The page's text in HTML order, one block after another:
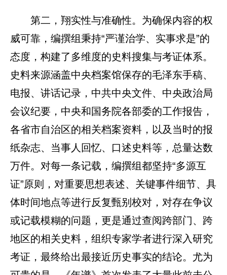
第二，翔实性与准确性。为确保内容的权
威可靠，编撰组秉持“严谨治学、实事求是”的
态度，构建了多维度的史料搜集与考证体系。
史料来源涵盖中央档案馆保存的毛泽东手稿、
电报、讲话记录，中共中央文件、中央政治局
会议纪要，中央和国务院各部委的工作报告，
各省市自治区的相关档案资料，以及当时的报
纸杂志、当事人回忆、口述史料等，总量达数
万件。对每一条记载，编撰组都坚持“多源互
证”原则，对重要思想表述、关键事件细节、具
体时间地点等进行反复甄别校对，对存在争议
或记载模糊的问题，更是通过查阅跨部门、跨
地区的相关史料，组织专家学者进行深入研究
考证，最终给出最接近历史事实的结论。尤为